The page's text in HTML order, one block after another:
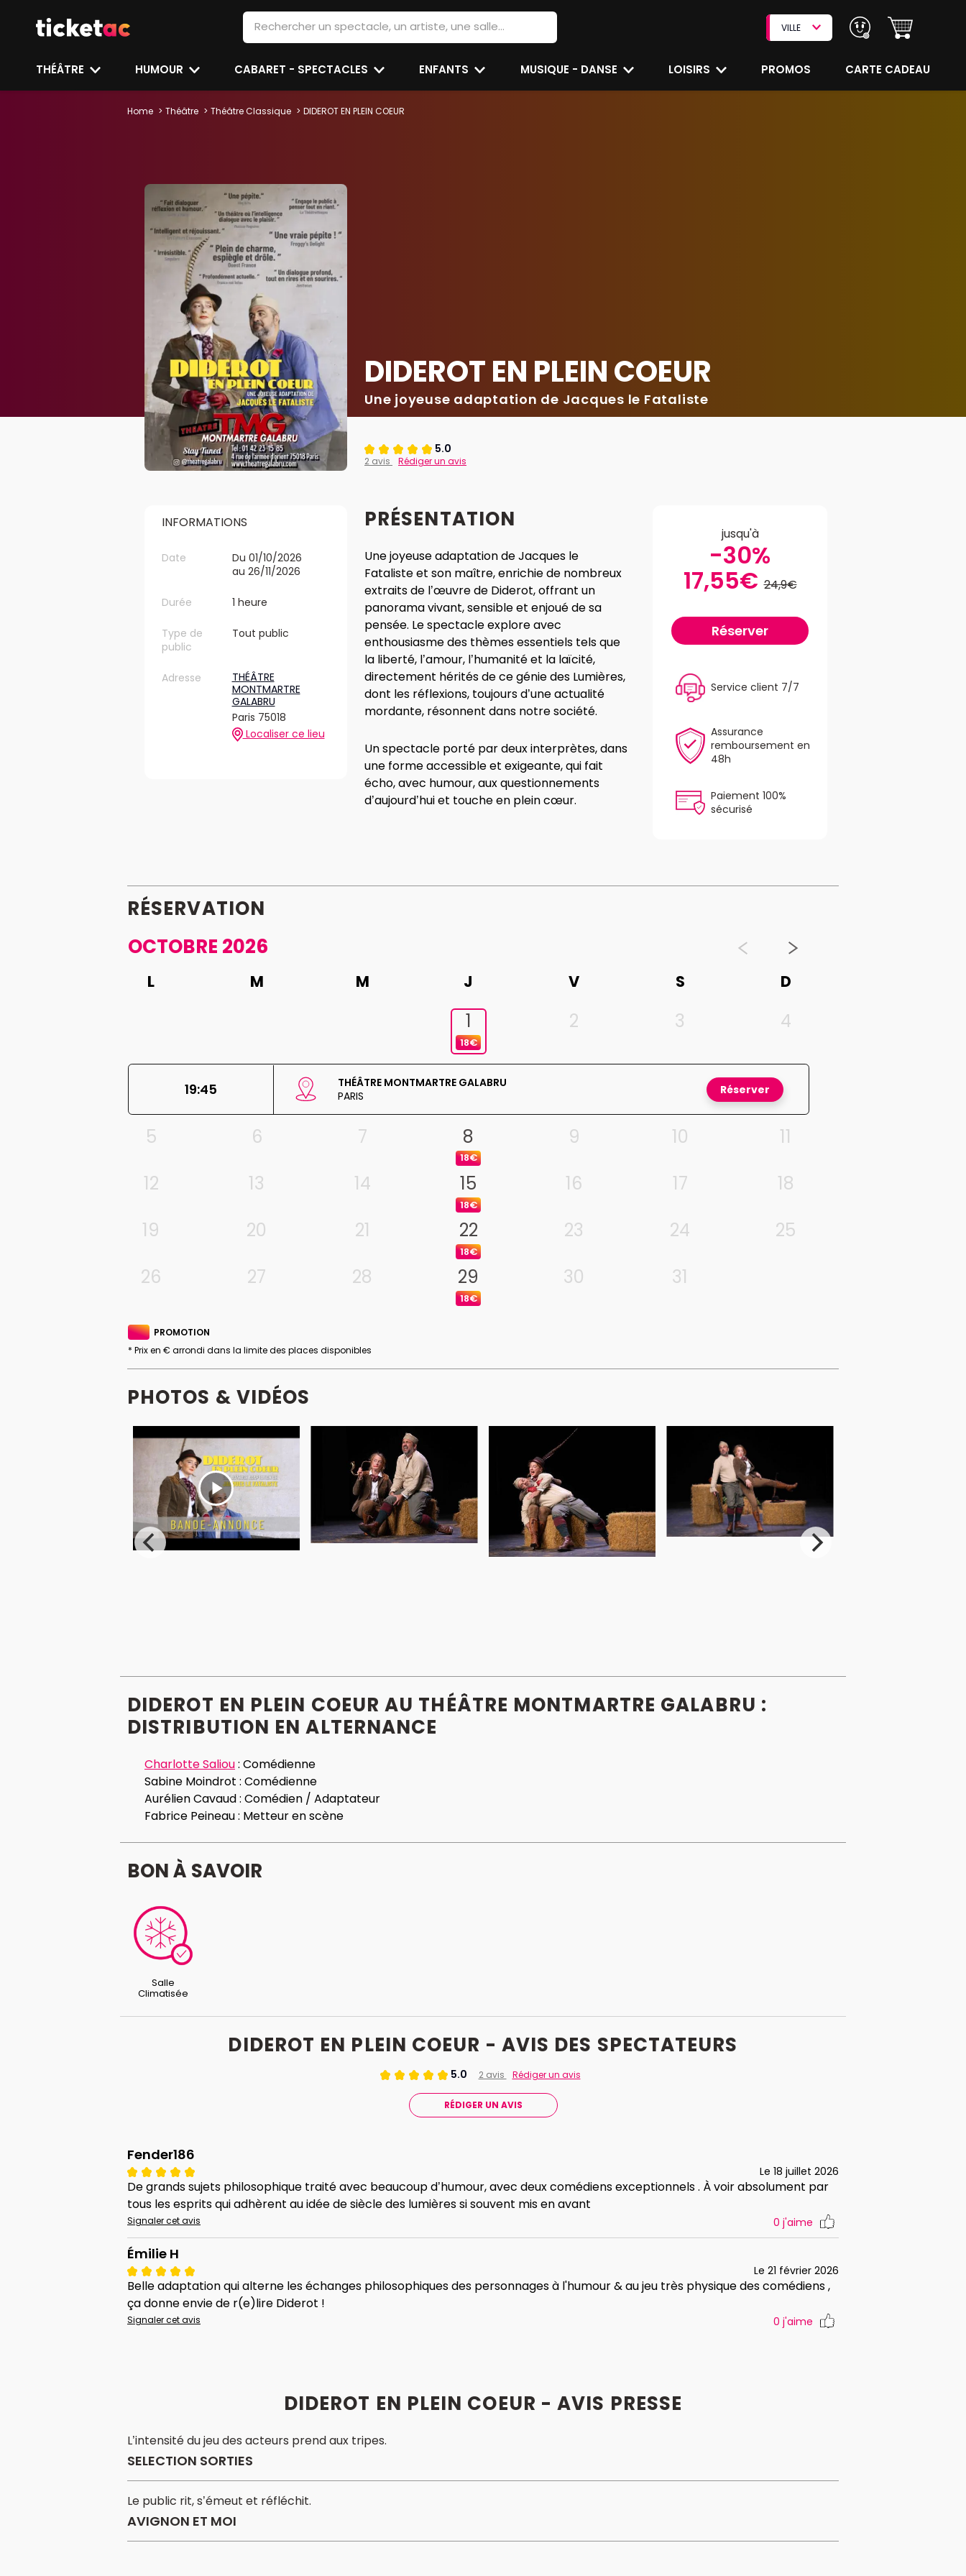
VILLE
THÉÂTRE HUMOUR CABARET - SPECTACLES ENFANTS MUSIQUE - DANSE LOISIRS PROMOS CARTE CADEAU
Home Théâtre Théâtre Classique DIDEROT EN PLEIN COEUR
DIDEROT EN PLEIN COEUR
Une joyeuse adaptation de Jacques le Fataliste
5.0
2 avis Rédiger un avis
INFORMATIONS
Date
Du 01/10/2026
au 26/11/2026
Durée 1 heure
Type de
public
Tout public
Adresse
THÉÂTRE
MONTMARTRE
GALABRU
Paris 75018
Localiser ce lieu
PRÉSENTATION
Une joyeuse adaptation de Jacques le
Fataliste et son maître, enrichie de nombreux
extraits de l’œuvre de Diderot, offrant un
panorama vivant, sensible et enjoué de sa
pensée. Le spectacle explore avec
enthousiasme des thèmes essentiels tels que
la liberté, l’amour, l’humanité et la laïcité,
directement hérités de ce génie des Lumières,
dont les réflexions, toujours d’une actualité
mordante, résonnent dans notre société.
Un spectacle porté par deux interprètes, dans
une forme accessible et exigeante, qui fait
écho, avec humour, aux questionnements
d’aujourd’hui et touche en plein cœur.
jusqu'à
-30%
17,55€24,9€
Réserver
Service client 7/7
Assurance
remboursement en
48h
Paiement 100%
sécurisé
RÉSERVATION
OCTOBRE 2026
L M M J V S D
1
18€
2 3 4
19:45
THÉÂTRE MONTMARTRE GALABRU
PARIS
Réserver
5 6 7 8
18€
9 10
11
12
13 14 15
18€
16 17
18
19
20 21 22
18€
23 24
25
26
27 28 29
18€
30 31
PROMOTION
* Prix en € arrondi dans la limite des places disponibles
PHOTOS & VIDÉOS
DIDEROT EN PLEIN COEUR AU THÉÂTRE MONTMARTRE GALABRU :
DISTRIBUTION EN ALTERNANCE
Charlotte Saliou: Comédienne
Sabine Moindrot : Comédienne
Aurélien Cavaud : Comédien / Adaptateur
Fabrice Peineau : Metteur en scène
BON À SAVOIR
Salle
Climatisée
DIDEROT EN PLEIN COEUR - AVIS DES SPECTATEURS
5.0 2 avis Rédiger un avis
RÉDIGER UN AVIS
Fender186
Le 18 juillet 2026
De grands sujets philosophique traité avec beaucoup d’humour, avec deux comédiens exceptionnels . À voir absolument par
tous les esprits qui adhèrent au idée de siècle des lumières si souvent mis en avant
Signaler cet avis 0 j'aime
Émilie H
Le 21 février 2026
Belle adaptation qui alterne les échanges philosophiques des personnages à l'humour & au jeu très physique des comédiens ,
ça donne envie de r(e)lire Diderot !
Signaler cet avis 0 j'aime
DIDEROT EN PLEIN COEUR - AVIS PRESSE
L’intensité du jeu des acteurs prend aux tripes.
SELECTION SORTIES
Le public rit, s’émeut et réfléchit.
AVIGNON ET MOI